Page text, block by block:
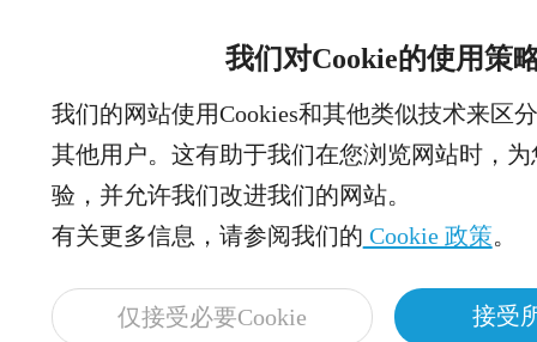
我们对Cookie的使用策
我们的网站使用Cookies和其他类似技术来区
其他用户。这有助于我们在您浏览网站时，
验，并允许我们改进我们的网站。
有关更多信息，请参阅我们的 Cookie 政策。
仅接受必要Cookie 接受